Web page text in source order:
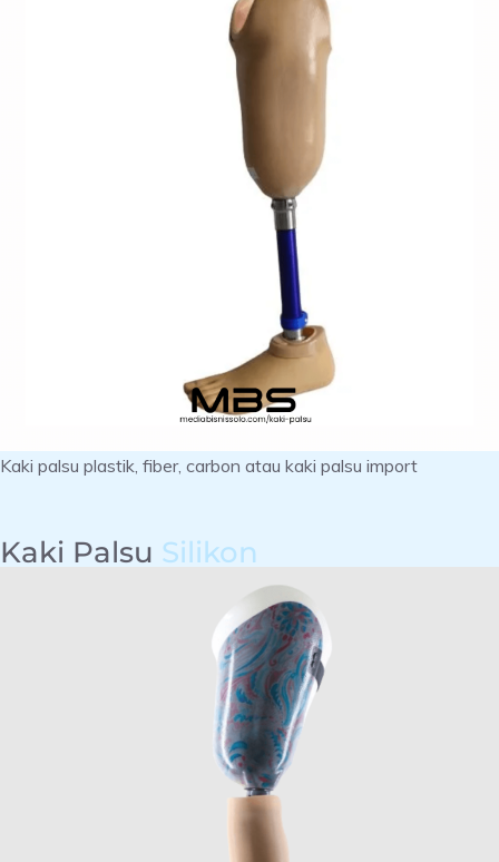
Kaki palsu plastik, fiber, carbon atau kaki palsu import
Kaki Palsu Silikon